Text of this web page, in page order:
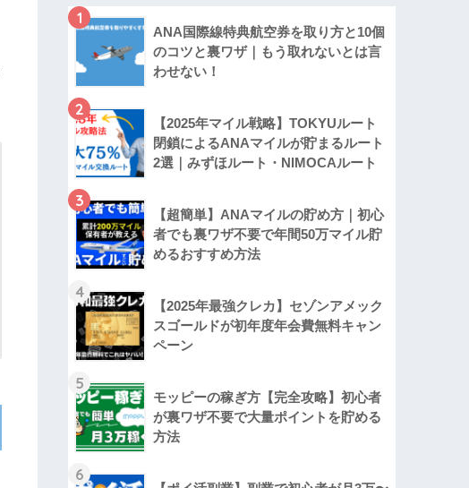
1
ANA国際線特典航空券を取り方と10個
のコツと裏ワザ｜もう取れないとは言
わせない！
2
【2025年マイル戦略】TOKYUルート
閉鎖によるANAマイルが貯まるルート
2選｜みずほルート・NIMOCAルート
3
【超簡単】ANAマイルの貯め方｜初心
者でも裏ワザ不要で年間50万マイル貯
めるおすすめ方法
4
【2025年最強クレカ】セゾンアメック
スゴールドが初年度年会費無料キャン
ペーン
5
モッピーの稼ぎ方【完全攻略】初心者
が裏ワザ不要で大量ポイントを貯める
方法
6